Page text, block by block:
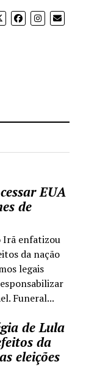
EUA
de
Irã enfatizou
da nação
legais
Funeral...
de Lula
da
eleições